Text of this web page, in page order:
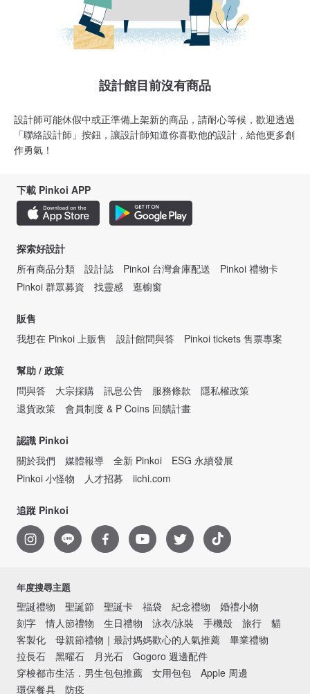
設計館目前沒有商品
設計師可能休假中或正準備上架新的商品，請耐心等候，歡迎透過
「聯絡設計師」按鈕，讓設計師知道你喜歡他的設計，給他更多創
作勇氣！
下載 Pinkoi APP
探索好設計
所有商品分類
設計誌 Pinkoi 台灣倉庫配送
Pinkoi 禮物卡
Pinkoi 群眾募資
找靈感 逛櫥窗
販售
我想在 Pinkoi 上販售
設計館問與答 Pinkoi tickets 售票專案
幫助 / 政策
問與答
大宗採購 訊息公告 服務條款
隱私權政策
退貨政策
會員制度 & P Coins 回饋計畫
認識 Pinkoi
關於我們
媒體報導 全新 Pinkoi
ESG 永續發展
Pinkoi 小怪物
人才招募 iichi.com
追蹤 Pinkoi
年度搜尋主題
聖誕禮物 聖誕節 聖誕卡 福袋 紀念禮物
婚禮小物
刻字
情人節禮物 生日禮物 泳衣/泳裝 手機殼 旅行
貓
客製化
母親節禮物｜最討媽媽歡心的人氣推薦
畢業禮物
拉長石
黑曜石 月光石
Gogoro 週邊配件
穿梭都市生活．男生包包推薦
女用包包
Apple 周邊
環保餐具
防疫